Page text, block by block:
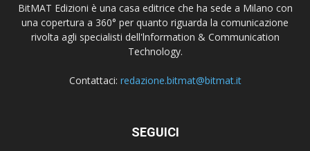
BitMAT Edizioni è una casa editrice che ha sede a Milano con
una copertura a 360° per quanto riguarda la comunicazione
rivolta agli specialisti dell'lnformation & Communication
Technology.
Contattaci: redazione.bitmat@bitmat.it
SEGUICI